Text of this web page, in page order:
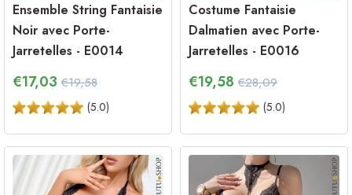
Ensemble String Fantaisie
Noir avec Porte-
Jarretelles - E0014
€17,03 €19,58
(5.0)
Costume Fantaisie
Dalmatien avec Porte-
Jarretelles - E0016
€19,58 €28,09
(5.0)